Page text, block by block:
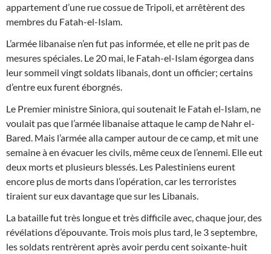
appartement d’une rue cossue de Tripoli, et arrêtèrent des
membres du Fatah-el-Islam.
L’armée libanaise n’en fut pas informée, et elle ne prit pas de
mesures spéciales. Le 20 mai, le Fatah-el-Islam égorgea dans
leur sommeil vingt soldats libanais, dont un officier; certains
d’entre eux furent éborgnés.
Le Premier ministre Siniora, qui soutenait le Fatah el-Islam, ne
voulait pas que l’armée libanaise attaque le camp de Nahr el-
Bared. Mais l’armée alla camper autour de ce camp, et mit une
semaine à en évacuer les civils, même ceux de l’ennemi. Elle eut
deux morts et plusieurs blessés. Les Palestiniens eurent
encore plus de morts dans l’opération, car les terroristes
tiraient sur eux davantage que sur les Libanais.
La bataille fut très longue et très difficile avec, chaque jour, des
révélations d’épouvante. Trois mois plus tard, le 3 septembre,
les soldats rentrèrent après avoir perdu cent soixante-huit